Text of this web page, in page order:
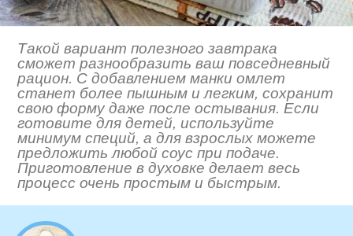
Такой вариант полезного завтрака
сможет разнообразить ваш повседневный
рацион. С добавлением манки омлет
станет более пышным и легким, сохранит
свою форму даже после остывания. Если
готовите для детей, используйте
минимум специй, а для взрослых можете
предложить любой соус при подаче.
Приготовление в духовке делает весь
процесс очень простым и быстрым.